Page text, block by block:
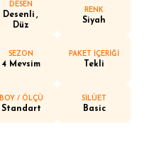
DESEN
Desenli
Düz
RENK
Siyah
SEZON
4 Mevsim
PAKET İÇERİĞİ
Tekli
BOY / ÖLÇÜ
Standart
SİLÜET
Basic